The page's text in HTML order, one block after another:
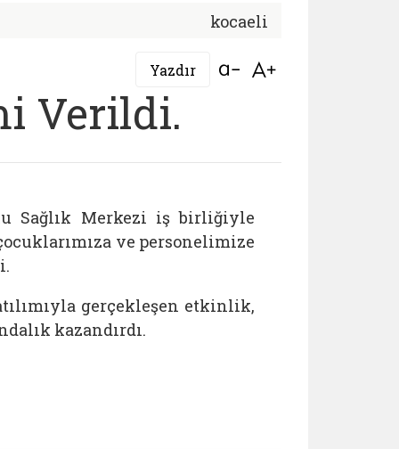
kocaeli
Yazdır Bağlantıyı aç
Verildi.
Sağlık Merkezi iş birliğiyle
ve personelimize
gerçekleşen etkinlik,
kazandırdı.